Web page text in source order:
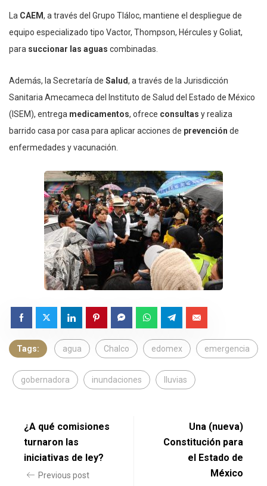
La CAEM, a través del Grupo Tláloc, mantiene el despliegue de
equipo especializado tipo Vactor, Thompson, Hércules y Goliat,
para succionar las aguas combinadas.
Además, la Secretaría de Salud, a través de la Jurisdicción
Sanitaria Amecameca del Instituto de Salud del Estado de México
(ISEM), entrega medicamentos, ofrece consultas y realiza
barrido casa por casa para aplicar acciones de prevención de
enfermedades y vacunación.
Tags: agua Chalco edomex emergencia
gobernadora inundaciones lluvias
¿A qué comisiones
turnaron las
iniciativas de ley?
Previous post
Una (nueva)
Constitución para
el Estado de
México